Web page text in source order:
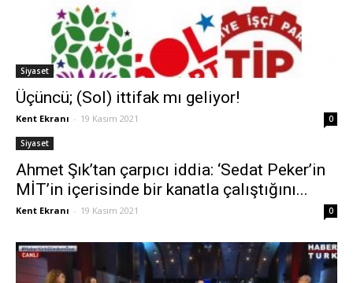
Siyaset
Üçüncü; (Sol) ittifak mı geliyor!
Kent Ekranı - 19 Kasım 2021 0
Siyaset
Ahmet Şık’tan çarpıcı iddia: ‘Sedat Peker’in
MİT’in içerisinde bir kanatla çalıştığını...
Kent Ekranı - 19 Kasım 2021 0